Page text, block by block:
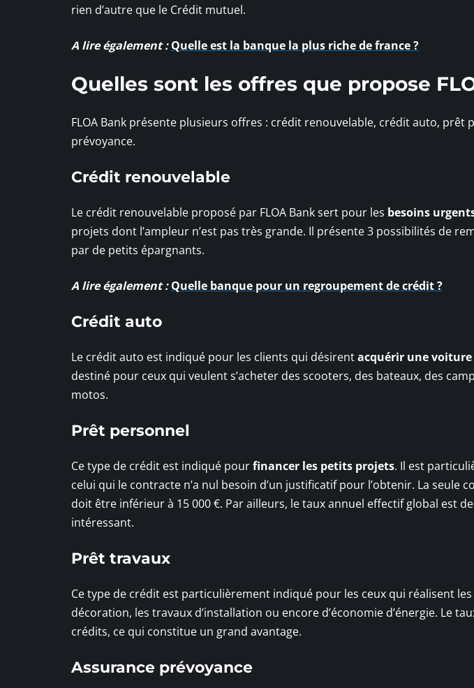
rien d’autre que le Crédit mutuel.
A lire également : Quelle est la banque la plus riche de france ?
Quelles sont les offres que propose
FLOA Bank présente plusieurs offres : crédit renouvelable, crédit auto, prêt
prévoyance.
Crédit renouvelable
Le crédit renouvelable proposé par FLOA Bank sert pour les besoins
projets dont l’ampleur n’est pas très grande. Il présente 3 possibilités de
par de petits épargnants.
A lire également : Quelle banque pour un regroupement de crédit ?
Crédit auto
Le crédit auto est indiqué pour les clients qui désirentacquérir une voiture
destiné pour ceux qui veulent s’acheter des scooters, des bateaux, des
motos.
Prêt personnel
Ce type de crédit est indiqué pourfinancer les petits projets. Il est
celui qui le contracte n’a nul besoin d’un justificatif pour l’obtenir. La seule
doit être inférieur à 15 000 €. Par ailleurs, le taux annuel effectif global est
intéressant.
Prêt travaux
Ce type de crédit est particulièrement indiqué pour les ceux qui réalisent les
décoration, les travaux d’installation ou encore d’économie d’énergie. Le
crédits, ce qui constitue un grand avantage.
Assurance prévoyance